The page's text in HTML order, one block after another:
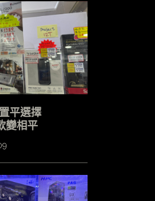
置平選擇
變相平